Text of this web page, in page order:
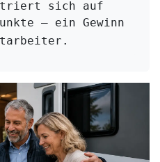
sich auf
– ein Gewinn